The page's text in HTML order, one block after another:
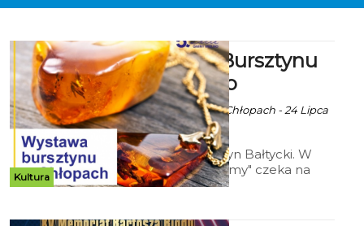
Kultura
Wystawa Bursztynu
Bałtyckiego
Ala za Skarbnica w Chłopach - 24 Lipca
2023 godz. 10:13
Wystawa "Bursztyn Bałtycki. W
poszukiwaniu formy" czeka na
was do 17 września w Skarbnica w